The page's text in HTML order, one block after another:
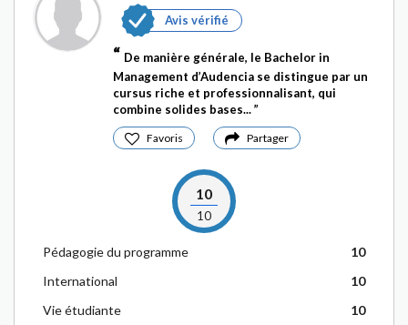
Avis vérifié
De manière générale, le Bachelor in
Management d’Audencia se distingue par un
cursus riche et professionnalisant, qui
combine solides bases...
Favoris Partager
10
10
Pédagogie du programme
10
International
10
Vie étudiante
10